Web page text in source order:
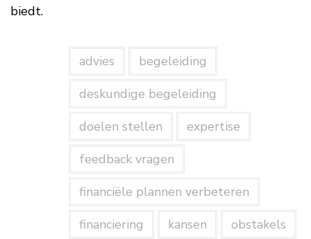
biedt.
advies
begeleiding
deskundige begeleiding
doelen stellen
expertise
feedback vragen
financiële plannen verbeteren
financiering
kansen
obstakels